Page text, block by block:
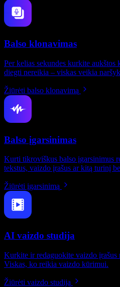
Balso klonavimas
Per kelias sekundes kurkite
diegti nereikia – viskas veikia
Žiūrėti balso klonavimą
Balso įgarsinimas
Kurti tikroviškus balso įgarsinimus
tekstus, vaizdo įrašus ar kitą turinį
Žiūrėti įgarsinimą
AI vaizdo studija
Kurkite ir redaguokite vaizdo
Viskas, ko reikia vaizdo kūrimui.
Žiūrėti vaizdo studiją